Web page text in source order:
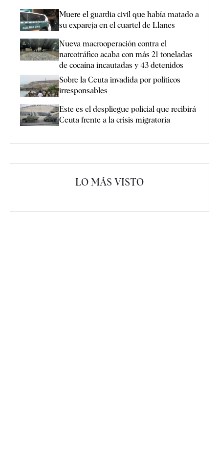
Muere el guardia civil que había matado a
su expareja en el cuartel de Llanes
Nueva macrooperación contra el
narcotráfico acaba con más 21 toneladas
de cocaína incautadas y 43 detenidos
Sobre la Ceuta invadida por políticos
irresponsables
Este es el despliegue policial que recibirá
Ceuta frente a la crisis migratoria
LO MÁS VISTO